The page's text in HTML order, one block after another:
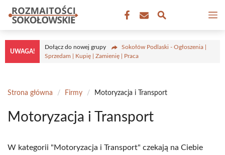
Przejdź
treści
UWAGA!
Dołącz do nowej grupy
Sokołów Podlaski - Ogłoszenia |
Sprzedam | Kupię | Zamienię | Praca
Strona główna / Firmy / Motoryzacja i Transport
Motoryzacja i Transport
W kategorii "Motoryzacja i Transport" czekają na Ciebie